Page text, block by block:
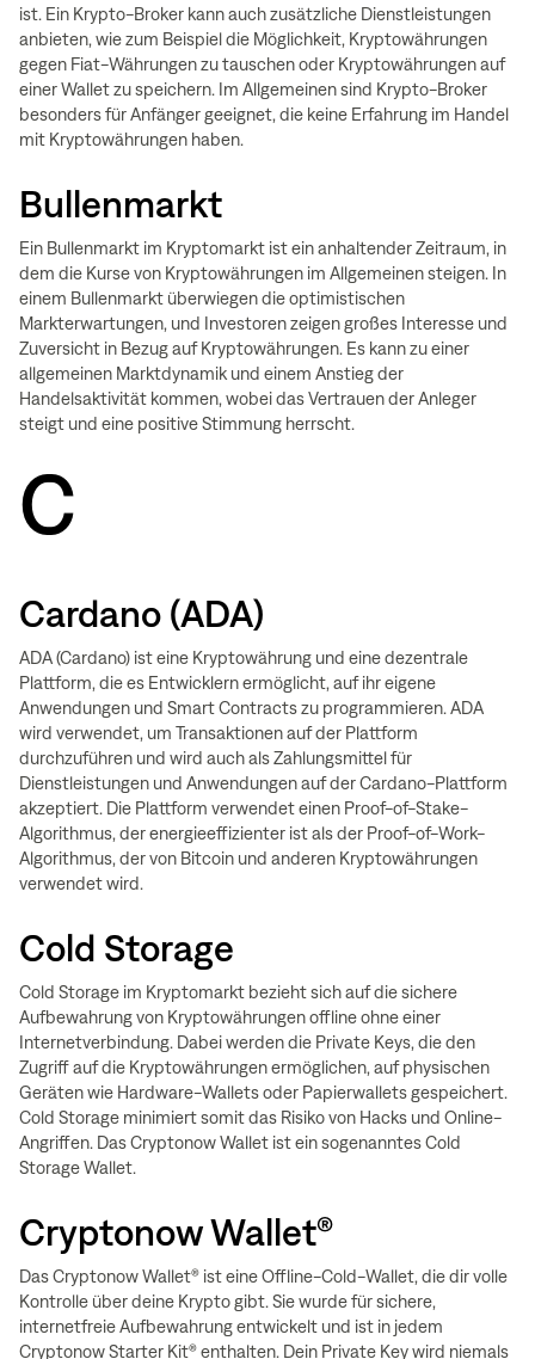
ist. Ein Krypto-Broker kann auch zusätzliche Dienstleistungen
anbieten, wie zum Beispiel die Möglichkeit, Kryptowährungen
gegen Fiat-Währungen zu tauschen oder Kryptowährungen auf
einer Wallet zu speichern. Im Allgemeinen sind Krypto-Broker
besonders für Anfänger geeignet, die keine Erfahrung im Handel
mit Kryptowährungen haben.
Bullenmarkt
Ein Bullenmarkt im Kryptomarkt ist ein anhaltender Zeitraum, in
dem die Kurse von Kryptowährungen im Allgemeinen steigen. In
einem Bullenmarkt überwiegen die optimistischen
Markterwartungen, und Investoren zeigen großes Interesse und
Zuversicht in Bezug auf Kryptowährungen. Es kann zu einer
allgemeinen Marktdynamik und einem Anstieg der
Handelsaktivität kommen, wobei das Vertrauen der Anleger
steigt und eine positive Stimmung herrscht.
C
Cardano (ADA)
ADA (Cardano) ist eine Kryptowährung und eine dezentrale
Plattform, die es Entwicklern ermöglicht, auf ihr eigene
Anwendungen und Smart Contracts zu programmieren. ADA
wird verwendet, um Transaktionen auf der Plattform
durchzuführen und wird auch als Zahlungsmittel für
Dienstleistungen und Anwendungen auf der Cardano-Plattform
akzeptiert. Die Plattform verwendet einen Proof-of-Stake-
Algorithmus, der energieeffizienter ist als der Proof-of-Work-
Algorithmus, der von Bitcoin und anderen Kryptowährungen
verwendet wird.
Cold Storage
Cold Storage im Kryptomarkt bezieht sich auf die sichere
Aufbewahrung von Kryptowährungen offline ohne einer
Internetverbindung. Dabei werden die Private Keys, die den
Zugriff auf die Kryptowährungen ermöglichen, auf physischen
Geräten wie Hardware-Wallets oder Papierwallets gespeichert.
Cold Storage minimiert somit das Risiko von Hacks und Online-
Angriffen. Das Cryptonow Wallet ist ein sogenanntes Cold
Storage Wallet.
Cryptonow Wallet®
Das Cryptonow Wallet® ist eine Offline-Cold-Wallet, die dir volle
Kontrolle über deine Krypto gibt. Sie wurde für sichere,
internetfreie Aufbewahrung entwickelt und ist in jedem
Cryptonow Starter Kit® enthalten. Dein Private Key wird niemals